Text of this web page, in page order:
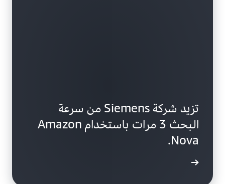
تزيد شركة Siemens من سرعة
البحث 3 مرات باستخدام Amazon
Nova.